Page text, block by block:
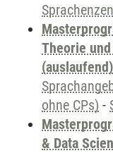
Theorie
(auslaufend)
ohne CPs) -
& Data